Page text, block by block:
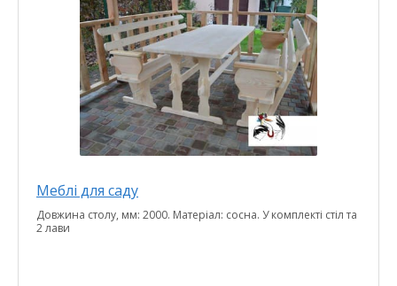
Меблі для саду
Довжина столу, мм: 2000. Матеріал: сосна. У комплекті стіл та
2 лави